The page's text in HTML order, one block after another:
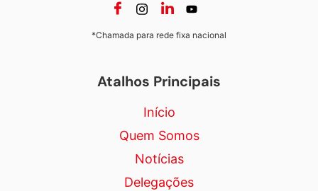
*Chamada para rede fixa nacional
Atalhos Principais
Início
Quem Somos
Notícias
Delegações